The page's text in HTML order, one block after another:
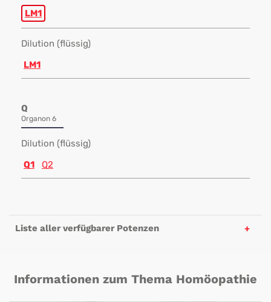
LM1
Dilution (flüssig)
LM1
Q
Organon 6
Dilution (flüssig)
Q1
Q2
Liste aller verfügbarer Potenzen
Informationen zum Thema Homöopathie